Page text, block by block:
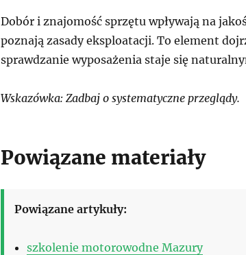
Dobór i znajomość sprzętu wpływają na
poznają zasady eksploatacji. To element
sprawdzanie wyposażenia staje się
Wskazówka: Zadbaj o systematyczne przeglądy.
Powiązane materiały
Powiązane artykuły:
szkolenie motorowodne Mazury